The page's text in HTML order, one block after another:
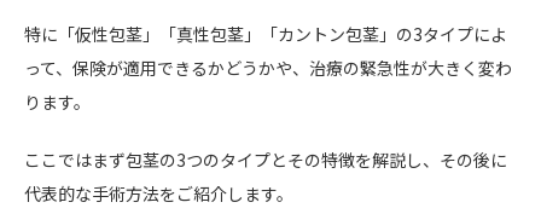
特に「仮性包茎」「真性包茎」「カントン包茎」の3タイプによ
って、保険が適用できるかどうかや、治療の緊急性が大きく変わ
ります。
ここではまず包茎の3つのタイプとその特徴を解説し、その後に
代表的な手術方法をご紹介します。